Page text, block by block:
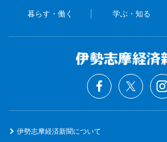
暮らす・働く 学ぶ・知る
伊勢志摩経済新聞について